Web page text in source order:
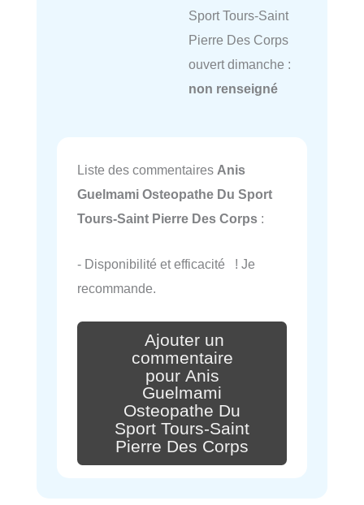
Sport Tours-Saint
Pierre Des Corps
ouvert dimanche :
non renseigné
Liste des commentaires Anis
Guelmami Osteopathe Du Sport
Tours-Saint Pierre Des Corps :
- Disponibilité et efficacité ! Je
recommande.
Ajouter un
commentaire
pour Anis
Guelmami
Osteopathe Du
Sport Tours-Saint
Pierre Des Corps